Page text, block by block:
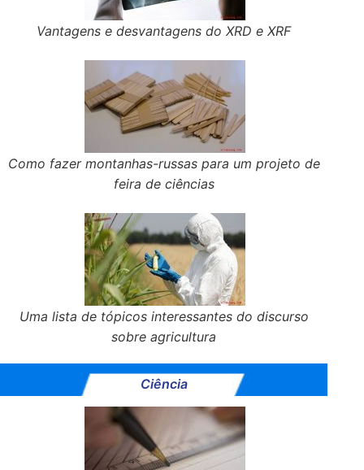
Vantagens e desvantagens do XRD e XRF
Como fazer montanhas-russas para um projeto de
feira de ciências
Uma lista de tópicos interessantes do discurso
sobre agricultura
Ciência